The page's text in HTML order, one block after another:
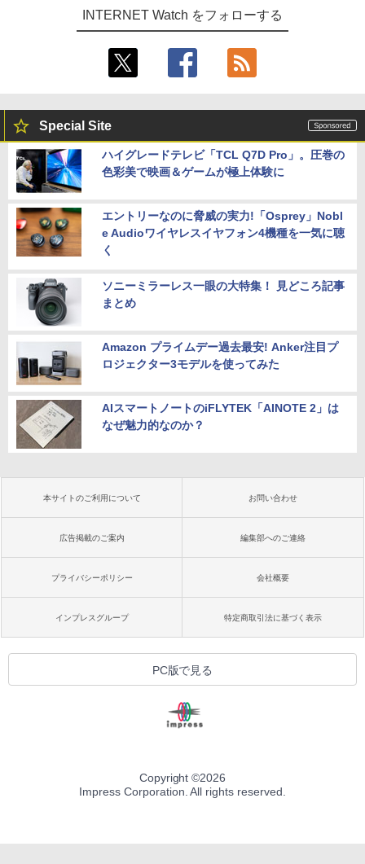
INTERNET Watch をフォローする
Special Site
ハイグレードテレビ「TCL Q7D Pro」。圧巻の
色彩美で映画＆ゲームが極上体験に
エントリーなのに脅威の実力!「Osprey」Nobl
e Audioワイヤレスイヤフォン4機種を一気に聴
く
ソニーミラーレス一眼の大特集！ 見どころ記事
まとめ
Amazon プライムデー過去最安! Anker注目プ
ロジェクター3モデルを使ってみた
AIスマートノートのiFLYTEK「AINOTE 2」は
なぜ魅力的なのか？
本サイトのご利用について お問い合わせ
広告掲載のご案内 編集部へのご連絡
プライバシーポリシー 会社概要
インプレスグループ 特定商取引法に基づく表示
PC版で見る
Copyright ©2026
Impress Corporation. All rights reserved.